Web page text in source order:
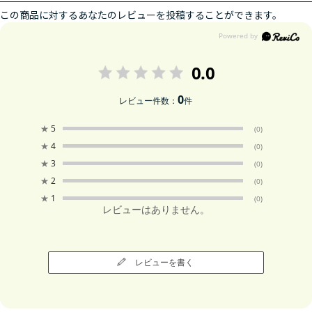
この商品に対するあなたのレビューを投稿することができます。
0.0
レビュー件数：0件
★ 5 (0)
★ 4 (0)
★ 3 (0)
★ 2 (0)
★ 1 (0)
レビューはありません。
レビューを書く